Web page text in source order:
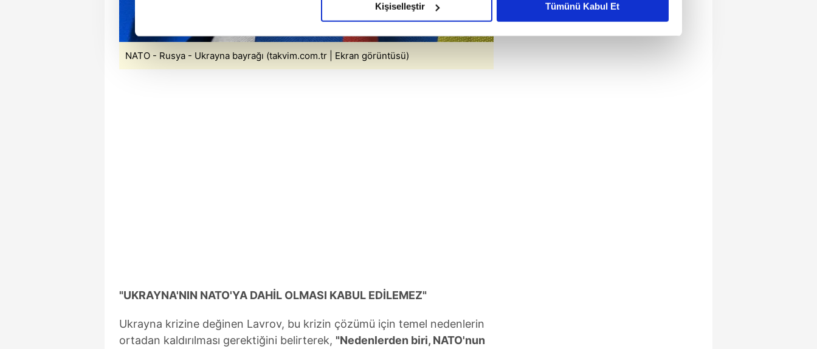
Sizlere daha iyi bir hizmet sunabilmek için İnternet Sitemizde kendimize ve üçüncü kişilere ait çerezler kullanılmaktadır. Bu
çerezler vasıtasıyla çeşitli kişisel verileriniz işlenmekte olup gerekli olan çerezler bilgi toplumu hizmetlerinin sunulması
Kişiselleştir Tümünü Kabul Et
NATO - Rusya - Ukrayna bayrağı (takvim.com.tr | Ekran görüntüsü)
"UKRAYNA'NIN NATO'YA DAHİL OLMASI KABUL EDİLEMEZ"
Ukrayna krizine değinen Lavrov, bu krizin çözümü için temel nedenlerin
ortadan kaldırılması gerektiğini belirterek, "Nedenlerden biri, NATO'nun